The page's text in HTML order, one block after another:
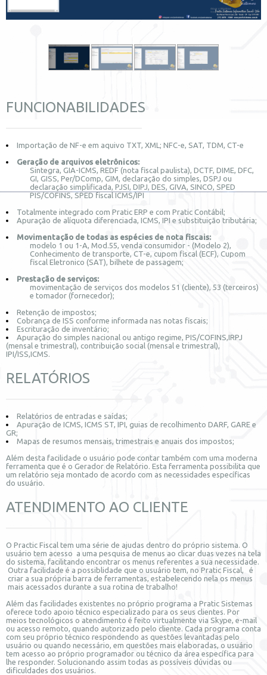
FUNCIONABILIDADES
Importação de NF-e em aquivo TXT, XML; NFC-e, SAT, TDM, CT-e
Geração de arquivos eletrônicos:
Sintegra, GIA-ICMS, REDF (nota fiscal paulista), DCTF, DIME, DFC,
GI, GISS, Per/DComp, GIM, declaração do simples, DSPJ ou
declaração simplificada, PJSI, DIPJ, DES, GIVA, SINCO, SPED
PIS/COFINS, SPED fiscal ICMS/IPI
Totalmente integrado com Pratic ERP e com Pratic Contábil;
Apuração de alíquota diferenciada, ICMS, IPI e substituição tributária;
Movimentação de todas as espécies de nota fiscais:
modelo 1 ou 1-A, Mod.55, venda consumidor - (Modelo 2),
Conhecimento de transporte, CT-e, cupom fiscal (ECF), Cupom
fiscal Eletronico (SAT), bilhete de passagem;
Prestação de serviços:
movimentação de serviços dos modelos 51 (cliente), 53 (terceiros)
e tomador (fornecedor);
Retenção de impostos;
Cobrança de ISS conforme informada nas notas fiscais;
Escrituração de inventário;
Apuração do simples nacional ou antigo regime, PIS/COFINS,IRPJ
(mensal e trimestral), contribuição social (mensal e trimestral),
IPI/ISS,ICMS.
RELATÓRIOS
Relatórios de entradas e saídas;
Apuração de ICMS, ICMS ST, IPI, guias de recolhimento DARF, GARE e
GR;
Mapas de resumos mensais, trimestrais e anuais dos impostos;
Além desta facilidade o usuário pode contar também com uma moderna
ferramenta que é o Gerador de Relatório. Esta ferramenta possibilita que
um relatório seja montado de acordo com as necessidades específicas
do usuário.
ATENDIMENTO AO CLIENTE
O Practic Fiscal tem uma série de ajudas dentro do próprio sistema. O
usuário tem acesso a uma pesquisa de menus ao clicar duas vezes na tela
do sistema, facilitando encontrar os menus referentes a sua necessidade.
Outra facilidade é a possiblidade que o usuário tem, no Pratic Fiscal, é
criar a sua própria barra de ferramentas, estabelecendo nela os menus
mais acessados durante a sua rotina de trabalho!
Além das facilidades existentes no próprio programa a Pratic Sistemas
oferece todo apoio técnico especializado para os seus clientes. Por
meios tecnológicos o atendimento é feito virtualmente via Skype, e-mail
ou acesso remoto, quando autorizado pelo cliente. Cada programa conta
com seu próprio técnico respondendo as questões levantadas pelo
usuário ou quando necessário, em questões mais elaboradas, o usuário
tem acesso ao próprio programador ou técnico da área específica para
lhe responder. Solucionando assim todas as possíveis dúvidas ou
dificuldades dos usuários.